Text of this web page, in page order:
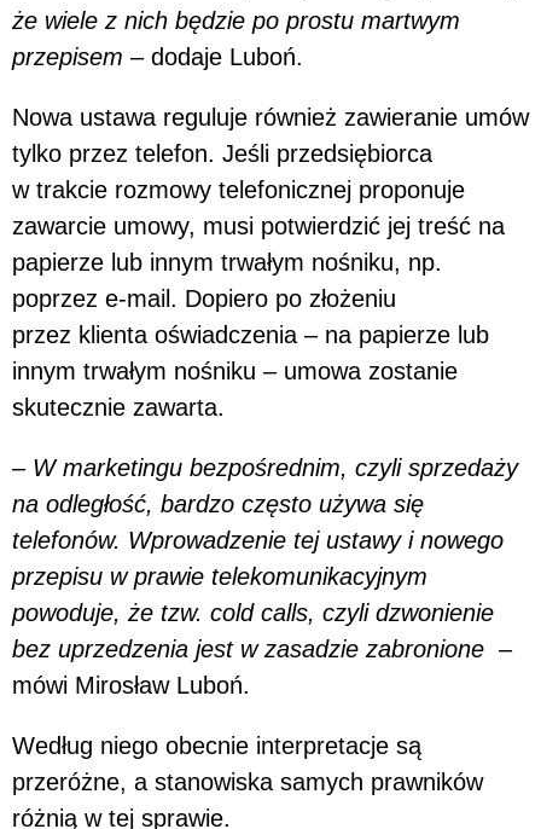
że wiele z nich będzie po prostu martwym
przepisem – dodaje Luboń.
Nowa ustawa reguluje również zawieranie umów
tylko przez telefon. Jeśli przedsiębiorca
w trakcie rozmowy telefonicznej proponuje
zawarcie umowy, musi potwierdzić jej treść na
papierze lub innym trwałym nośniku, np.
poprzez e-mail. Dopiero po złożeniu
przez klienta oświadczenia – na papierze lub
innym trwałym nośniku – umowa zostanie
skutecznie zawarta.
– W marketingu bezpośrednim, czyli sprzedaży
na odległość, bardzo często używa się
telefonów. Wprowadzenie tej ustawy i nowego
przepisu w prawie telekomunikacyjnym
powoduje, że tzw. cold calls, czyli dzwonienie
bez uprzedzenia jest w zasadzie zabronione –
mówi Mirosław Luboń.
Według niego obecnie interpretacje są
przeróżne, a stanowiska samych prawników
różnią w tej sprawie.